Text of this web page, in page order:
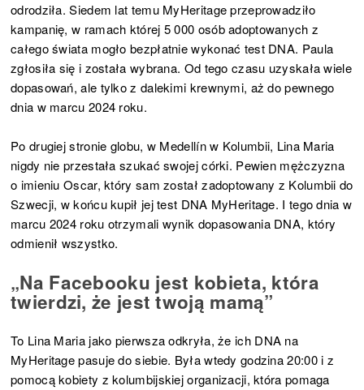
odrodziła. Siedem lat temu MyHeritage przeprowadziło
kampanię, w ramach której 5 000 osób adoptowanych z
całego świata mogło bezpłatnie wykonać test DNA. Paula
zgłosiła się i została wybrana. Od tego czasu uzyskała wiele
dopasowań, ale tylko z dalekimi krewnymi, aż do pewnego
dnia w marcu 2024 roku.
Po drugiej stronie globu, w Medellín w Kolumbii, Lina Maria
nigdy nie przestała szukać swojej córki. Pewien mężczyzna
o imieniu Oscar, który sam został zadoptowany z Kolumbii do
Szwecji, w końcu kupił jej test DNA MyHeritage. I tego dnia w
marcu 2024 roku otrzymali wynik dopasowania DNA, który
odmienił wszystko.
„Na Facebooku jest kobieta, która
twierdzi, że jest twoją mamą”
To Lina Maria jako pierwsza odkryła, że ich DNA na
MyHeritage pasuje do siebie. Była wtedy godzina 20:00 i z
pomocą kobiety z kolumbijskiej organizacji, która pomaga